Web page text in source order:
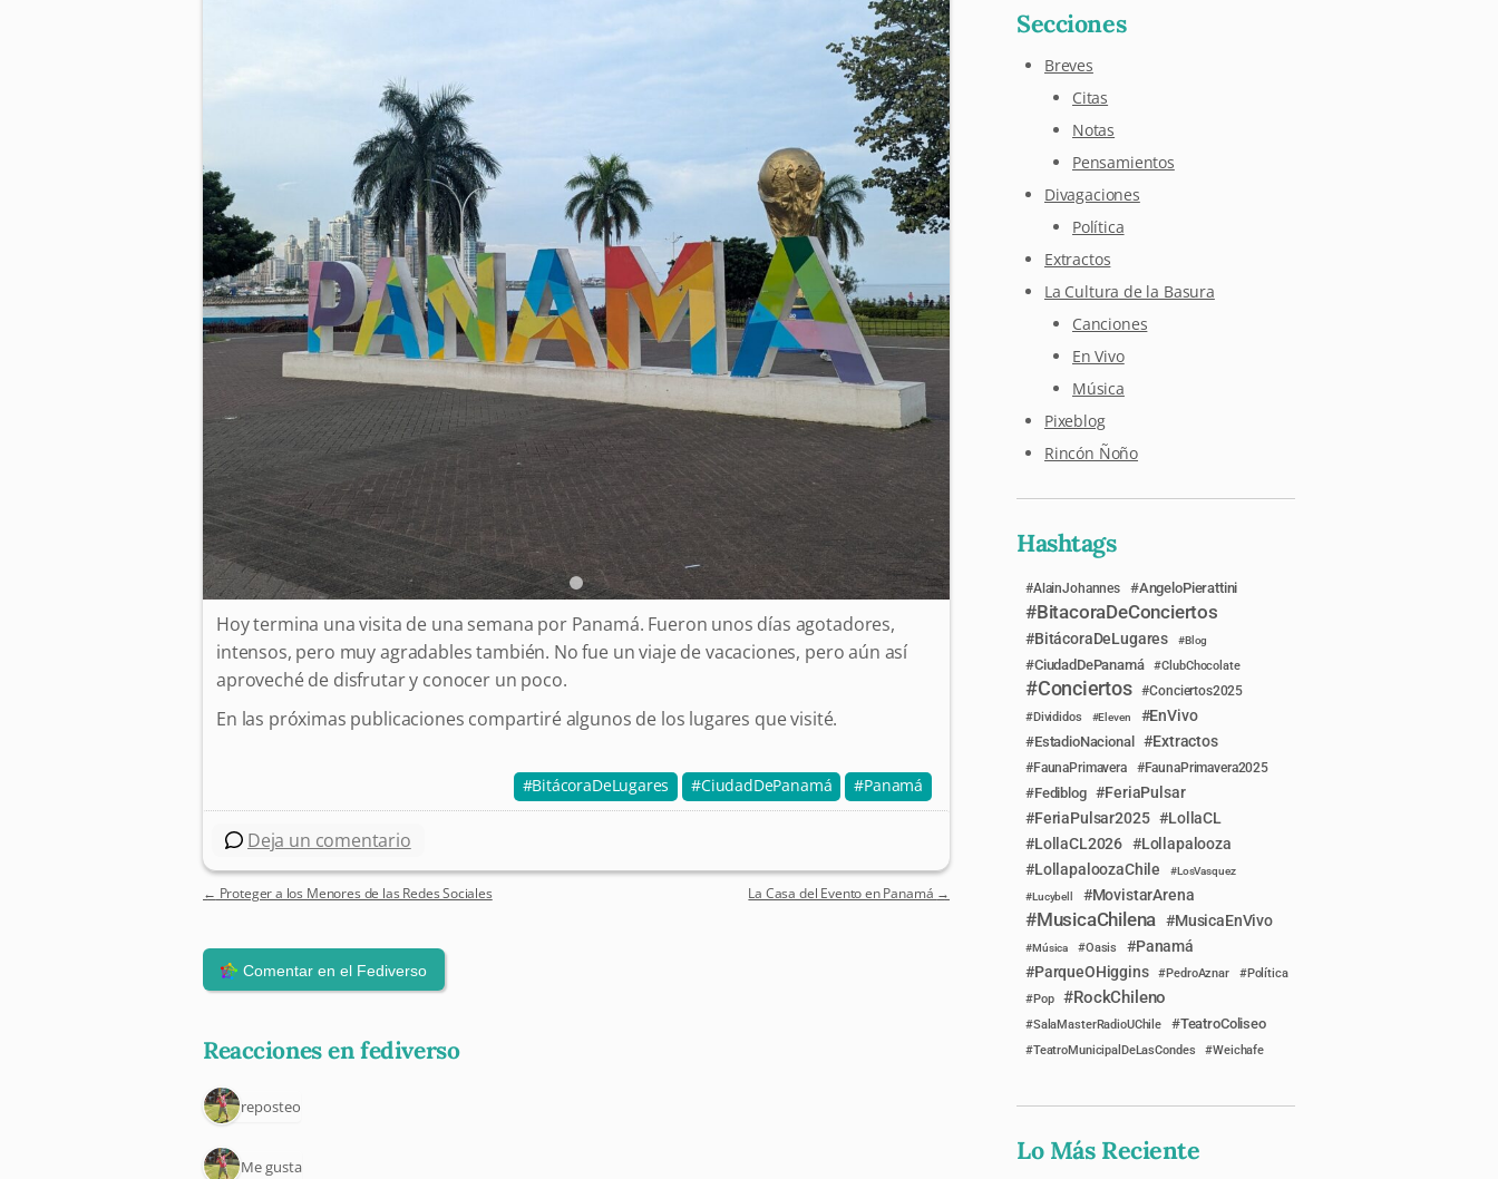
Hoy termina una visita de una semana por Panamá. Fueron unos días agotadores,
intensos, pero muy agradables también. No fue un viaje de vacaciones, pero aún así
aproveché de disfrutar y conocer un poco.
En las próximas publicaciones compartiré algunos de los lugares que visité.
BitácoraDeLugares CiudadDePanamá Panamá
Deja un comentario
← Proteger a los Menores de las Redes Sociales La Casa del Evento en Panamá →
Reacciones en fediverso
1 reposteo
1 Me gusta
Secciones
Breves
Citas
Notas
Pensamientos
Divagaciones
Política
Extractos
La Cultura de la Basura
Canciones
En Vivo
Música
Pixeblog
Rincón Ñoño
Hashtags
AlainJohannes AngeloPierattini
BitacoraDeConciertos
BitácoraDeLugares Blog
CiudadDePanamá ClubChocolate
Conciertos Conciertos2025
Divididos Eleven EnVivo
EstadioNacional Extractos
FaunaPrimavera FaunaPrimavera2025
Fediblog
FeriaPulsar
FeriaPulsar2025
LollaCL
LollaCL2026
Lollapalooza
LollapaloozaChile
LosVasquez
Lucybell
MovistarArena
MusicaChilena MusicaEnVivo
Música Oasis
Panamá
ParqueOHiggins
PedroAznar
Política
Pop
RockChileno
SalaMasterRadioUChile TeatroColiseo
TeatroMunicipalDeLasCondes Weichafe
Lo Más Reciente